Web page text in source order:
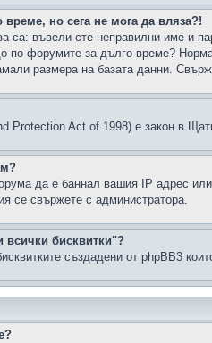
време, но сега не мога да вляза?!
са: въвели сте неправилни име и
по форумите за дълго време?
размера на базата данни.
Protection Act of 1998) е закон в
да е баннал вашия IP адрес или
се свържете с администратора.
всички бисквитки"?
създадени от phpBB3